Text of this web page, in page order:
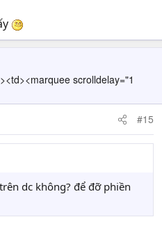
scrolldelay="1
#15
dc không? để đỡ phiền